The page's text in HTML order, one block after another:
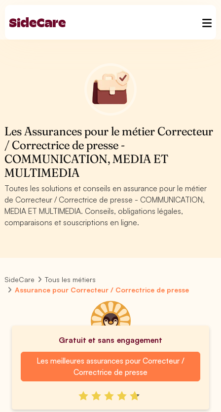
Les Assurances pour le métier Correcteur
/ Correctrice de presse -
COMMUNICATION, MEDIA ET
MULTIMEDIA
Toutes les solutions et conseils en assurance pour le métier
de Correcteur / Correctrice de presse - COMMUNICATION,
MEDIA ET MULTIMEDIA. Conseils, obligations légales,
comparaisons et souscriptions en ligne.
SideCare
Tous les métiers
Assurance pour Correcteur / Correctrice de presse
Gratuit et sans engagement
Les meilleures assurances pour Correcteur /
Correctrice de presse